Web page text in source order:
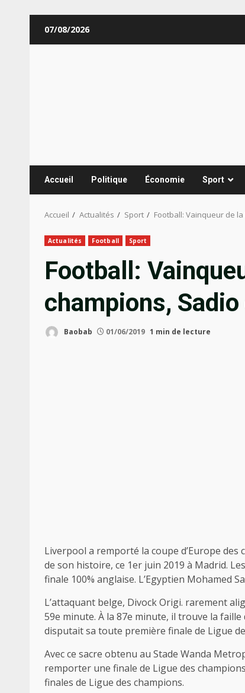
07/08/2026
Accueil Politique Économie Sport
Accueil Actualités Sport Football: Vainqueur de
Actualités Football Sport
Football:
champions,
Baobab 01/06/2019 1 min de lecture
Liverpool a remporté la coupe d’Europe
de son histoire, ce 1er juin 2019 à Madrid.
finale 100% anglaise. L’Egyptien Mohamed
L’attaquant belge, Divock Origi. rarement
59e minute. À la 87e minute, il trouve la
disputait sa toute première finale de Ligue
Avec ce sacre obtenu au Stade Wanda
remporter une finale de Ligue des
finales de Ligue des champions.